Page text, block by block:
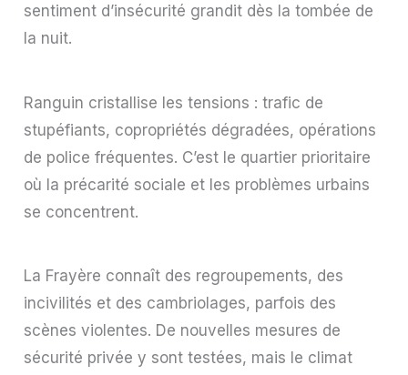
sentiment d’insécurité grandit dès la tombée de
la nuit.
Ranguin cristallise les tensions : trafic de
stupéfiants, copropriétés dégradées, opérations
de police fréquentes. C’est le quartier prioritaire
où la précarité sociale et les problèmes urbains
se concentrent.
La Frayère connaît des regroupements, des
incivilités et des cambriolages, parfois des
scènes violentes. De nouvelles mesures de
sécurité privée y sont testées, mais le climat